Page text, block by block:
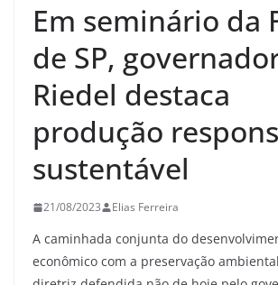
Em seminário da
de SP,
Riedel destaca
produção
sustentável
21/08/2023 Elias Ferreira
A caminhada conjunta do
econômico com a preservação